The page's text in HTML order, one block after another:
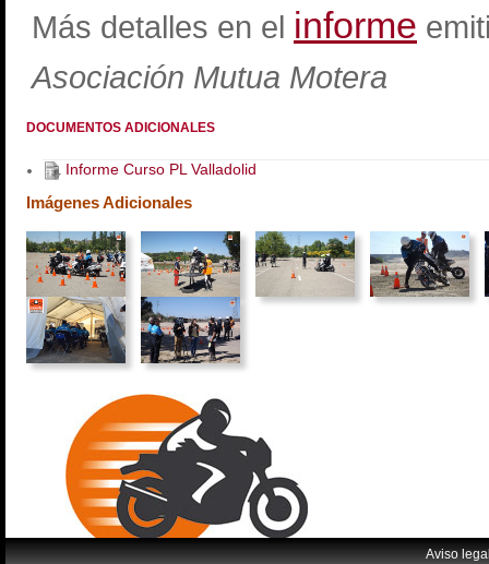
Más detalles en el informe
Asociación Mutua Motera
DOCUMENTOS ADICIONALES
Informe Curso PL Valladolid
Imágenes Adicionales
Aviso